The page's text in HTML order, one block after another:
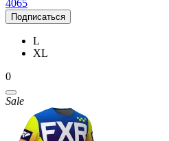
4065
Подписаться
L
XL
0
Sale